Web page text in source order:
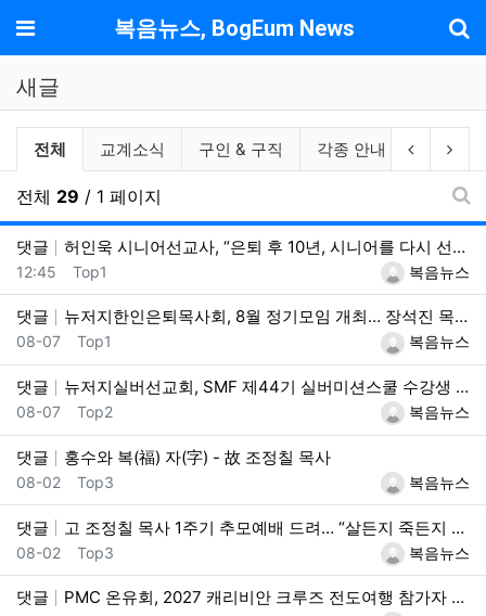
메뉴 복음뉴스, BogEum News
새글
전체게시물 그룹 목록
전체 교계소식 구인 & 구직 각종 안내 독자광장
이전 그룹
다
전체 29 / 1 페이지
새
댓글
허인욱 시니어선교사, “은퇴 후 10년, 시니어를 다시 선교사로 세우는 사역에 헌신”
등록자복음뉴스
등록일
12:45 Top1
댓글 뉴저지한인은퇴목사회, 8월 정기모임 개최… 장석진 목사 “우리가 받을 칭찬은?” 설교
등록자복음뉴스
등록일
08-07 Top1
댓글 뉴저지실버선교회, SMF 제44기 실버미션스쿨 수강생 모집
등록자복음뉴스
등록일
08-07 Top2
댓글 홍수와 복(福) 자(字) - 故 조정칠 목사
등록자복음뉴스
등록일
08-02 Top3
댓글 고 조정칠 목사 1주기 추모예배 드려… “살든지 죽든지 그리스도 안에서 자유한 삶” 되새겨
등록자복음뉴스
등록일
08-02 Top3
댓글 PMC 온유회, 2027 캐리비안 크루즈 전도여행 참가자 모집